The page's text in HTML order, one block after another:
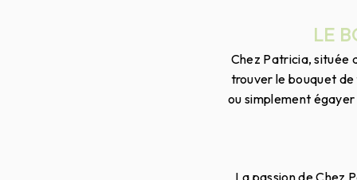
LE
Chez Patricia, située
trouver le bouquet
ou simplement
La passion de Chez